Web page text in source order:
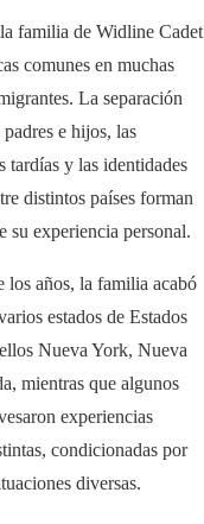
familia de Widline Cadet
comunes en muchas
La separación
e hijos, las
tardías y las identidades
distintos países forman
su experiencia personal.
los años, la familia acabó
estados de Estados
Nueva York, Nueva
mientras que algunos
experiencias
condicionadas por
diversas.